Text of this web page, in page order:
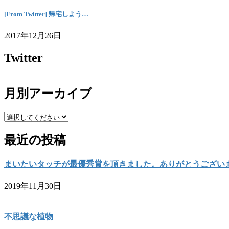
[From Twitter] 帰宅しよう…
2017年12月26日
Twitter
月別アーカイブ
最近の投稿
まいたいタッチが最優秀賞を頂きました。ありがとうござい
2019年11月30日
不思議な植物